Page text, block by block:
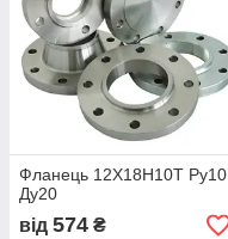
Фланець 12Х18Н10Т Ру10
Ду20
від 574 ₴